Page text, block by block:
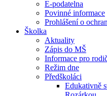
E-podatelna
Povinné informace
Prohlášení o
Školka
Aktuality
Zápis do MŠ
Informace pro
Režim dne
Předškoláci
Edukativně